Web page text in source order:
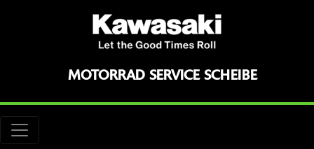
MOTORRAD SERVICE SCHEIBE